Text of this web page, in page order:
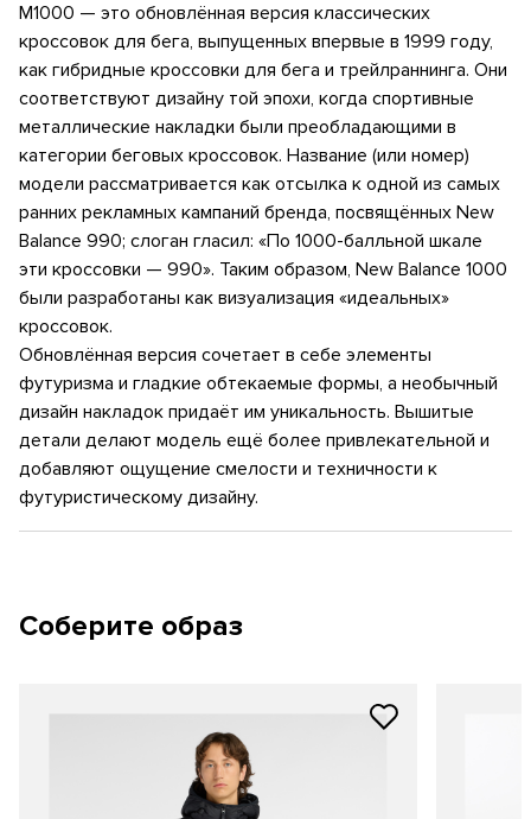
M1000 — это обновлённая версия классических
кроссовок для бега, выпущенных впервые в 1999 году,
как гибридные кроссовки для бега и трейлраннинга. Они
соответствуют дизайну той эпохи, когда спортивные
металлические накладки были преобладающими в
категории беговых кроссовок. Название (или номер)
модели рассматривается как отсылка к одной из самых
ранних рекламных кампаний бренда, посвящённых New
Balance 990; слоган гласил: «По 1000-балльной шкале
эти кроссовки — 990». Таким образом, New Balance 1000
были разработаны как визуализация «идеальных»
кроссовок.
Обновлённая версия сочетает в себе элементы
футуризма и гладкие обтекаемые формы, а необычный
дизайн накладок придаёт им уникальность. Вышитые
детали делают модель ещё более привлекательной и
добавляют ощущение смелости и техничности к
футуристическому дизайну.
Соберите образ